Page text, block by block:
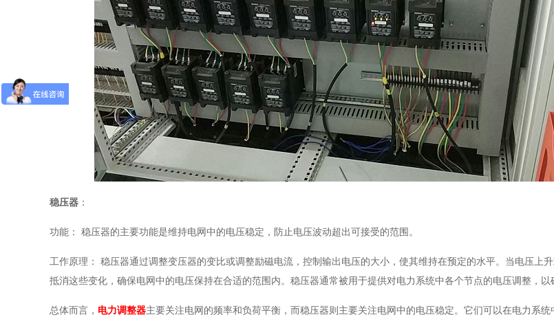
稳压器 ：
功能： 稳压器的主要功能是维持电网中的电压稳定，防止电压波动超出可接受的范围。
工作原理： 稳压器通过调整变压器的变比或调整励磁电流，控制输出电压的大小，使其维持在预定的水平。当电压上
抵消这些变化，确保电网中的电压保持在合适的范围内。稳压器通常被用于提供对电力系统中各个节点的电压调整，以
总体而言， 电力调整器主要关注电网的频率和负荷平衡，而稳压器则主要关注电网中的电压稳定。它们可以在电力系